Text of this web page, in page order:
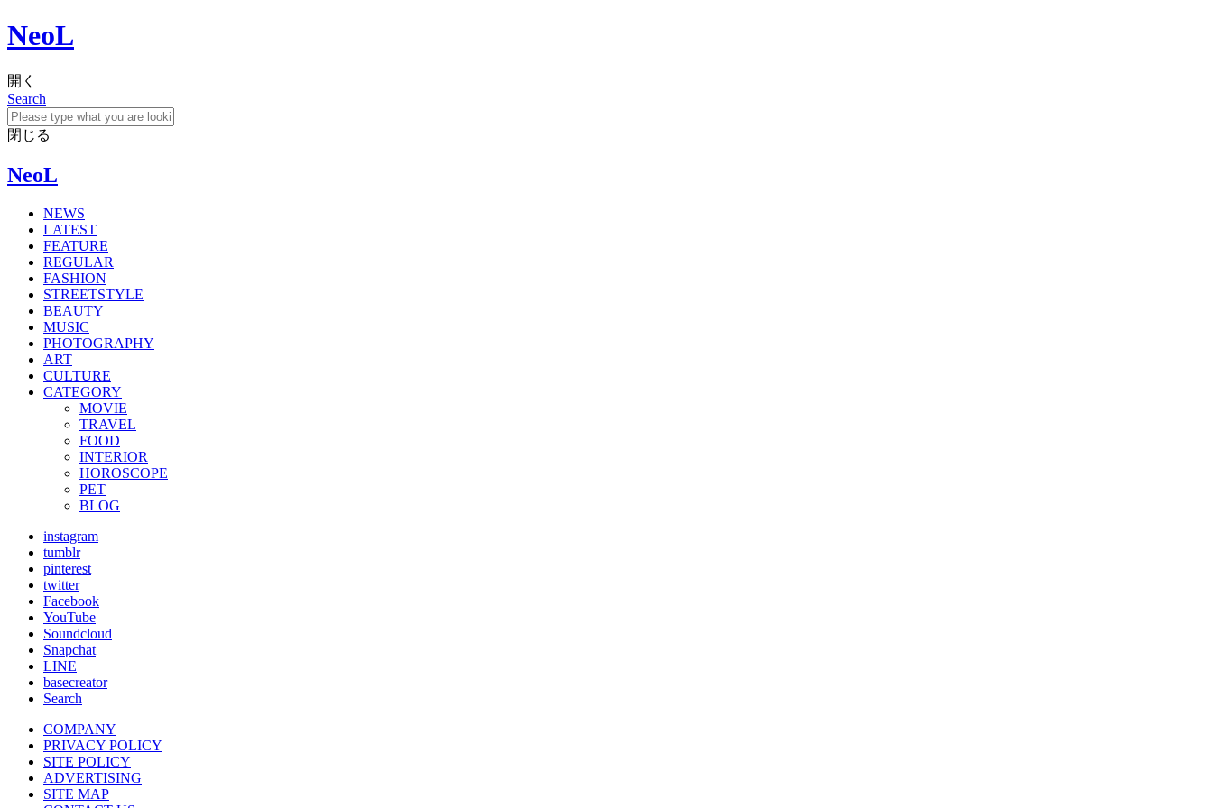
NeoL
開く
Search
閉じる
NeoL
NEWS
LATEST
FEATURE
REGULAR
FASHION
STREETSTYLE
BEAUTY
MUSIC
PHOTOGRAPHY
ART
CULTURE
CATEGORY
MOVIE
TRAVEL
FOOD
INTERIOR
HOROSCOPE
PET
BLOG
instagram
tumblr
pinterest
twitter
Facebook
YouTube
Soundcloud
Snapchat
LINE
basecreator
Search
COMPANY
PRIVACY POLICY
SITE POLICY
ADVERTISING
SITE MAP